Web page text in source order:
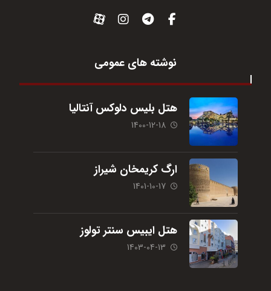
نوشته های عمومی
هتل بلیس دلوکس آنتالیا
1400-12-18
ارگ کریمخان شیراز
1401-10-17
هتل ایبیس سنتر تولوز
1403-04-13